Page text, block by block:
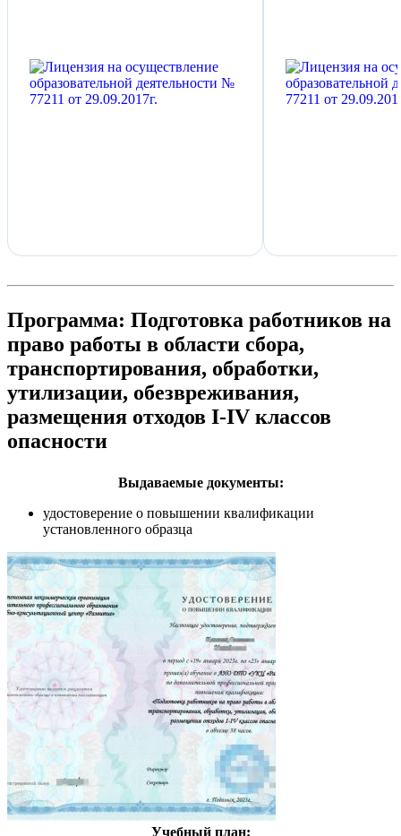
Программа: Подготовка работников на
право работы в области сбора,
транспортирования, обработки,
утилизации, обезвреживания,
размещения отходов I-IV классов
опасности
Выдаваемые документы:
удостоверение о повышении квалификации
установленного образца
Учебный план: